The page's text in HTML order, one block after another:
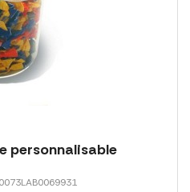
personnalisable